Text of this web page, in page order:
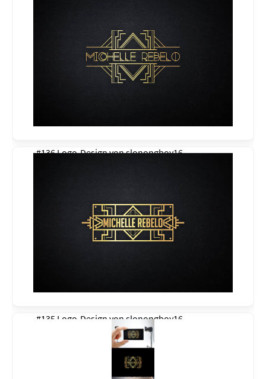
#136 Logo-Design vonslonongboy16
#135 Logo-Design von slonongboy16